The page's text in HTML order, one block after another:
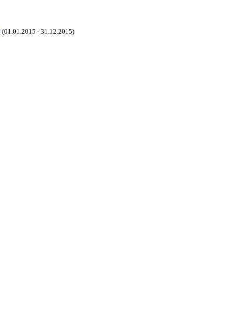
(01.01.2015 - 31.12.2015)